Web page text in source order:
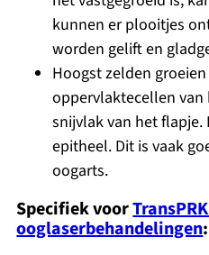
kunnen er plooitjes
worden gelift en
Hoogst zelden
oppervlaktecellen
snijvlak van het
epitheel. Dit is vaak
oogarts.
Specifiek voor
ooglaserbehandelingen: